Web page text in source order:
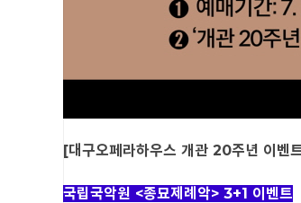
[대구오페라하우스 개관 20주년 이벤
국립국악원 <종묘제례악> 3+1 이벤트